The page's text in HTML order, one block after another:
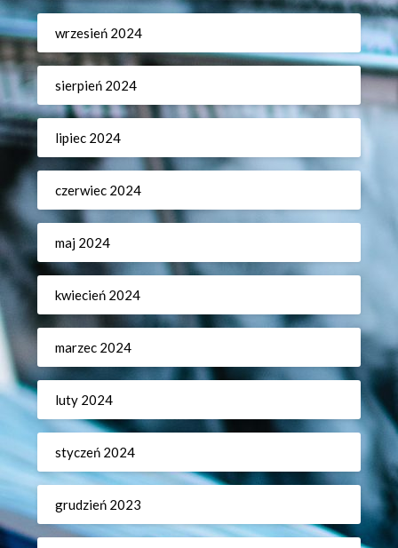
wrzesień 2024
sierpień 2024
lipiec 2024
czerwiec 2024
maj 2024
kwiecień 2024
marzec 2024
luty 2024
styczeń 2024
grudzień 2023